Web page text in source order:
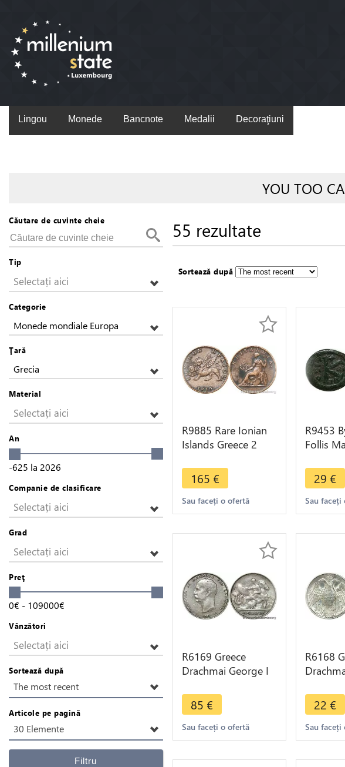
Lingou Monede Bancnote Medalii Decoraţiuni
YOU TOO
Căutare de cuvinte cheie
Tip
Selectați aici
Categorie
Monede mondiale Europa
Ţară
Grecia
Material
Selectați aici
An
-625 la 2026
Companie de clasificare
Selectați aici
Grad
Selectați aici
Preţ
0€ - 109000€
Vânzători
Selectați aici
Sortează după
The most recent
Articole pe pagină
30 Elemente
Filtru
55 rezultate
Sortează după
R9885 Rare Ionian
Islands Greece 2
1819 AU -> Make
offer
165 €
Sau faceți o ofertă
R9453
Follis
582 602
offer
29 €
Sau faceți
R6169 Greece
Drachmai George I
> Make offer
85 €
Sau faceți o ofertă
R6168
Silver ->
22 €
Sau faceți